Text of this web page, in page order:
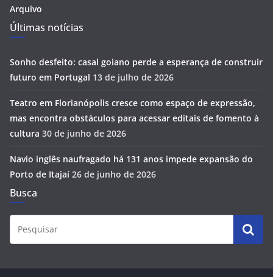
Arquivo
Últimas notícias
Sonho desfeito: casal goiano perde a esperança de construir
futuro em Portugal 13 de julho de 2026
Teatro em Florianópolis cresce como espaço de expressão,
mas encontra obstáculos para acessar editais de fomento à
cultura 30 de junho de 2026
Navio inglês naufragado há 131 anos impede expansão do
Porto de Itajaí 26 de junho de 2026
Busca